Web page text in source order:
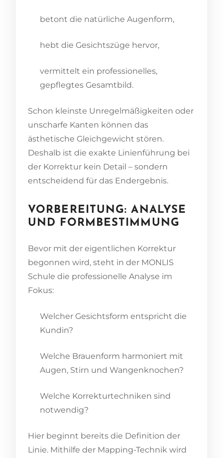
betont die natürliche Augenform,
hebt die Gesichtszüge hervor,
vermittelt ein professionelles,
gepflegtes Gesamtbild.
Schon kleinste Unregelmäßigkeiten oder
unscharfe Kanten können das
ästhetische Gleichgewicht stören.
Deshalb ist die exakte Linienführung bei
der Korrektur kein Detail – sondern
entscheidend für das Endergebnis.
VORBEREITUNG: ANALYSE
UND FORMBESTIMMUNG
Bevor mit der eigentlichen Korrektur
begonnen wird, steht in der MONLIS
Schule die professionelle Analyse im
Fokus:
Welcher Gesichtsform entspricht die
Kundin?
Welche Brauenform harmoniert mit
Augen, Stirn und Wangenknochen?
Welche Korrekturtechniken sind
notwendig?
Hier beginnt bereits die Definition der
Linie. Mithilfe der Mapping-Technik wird